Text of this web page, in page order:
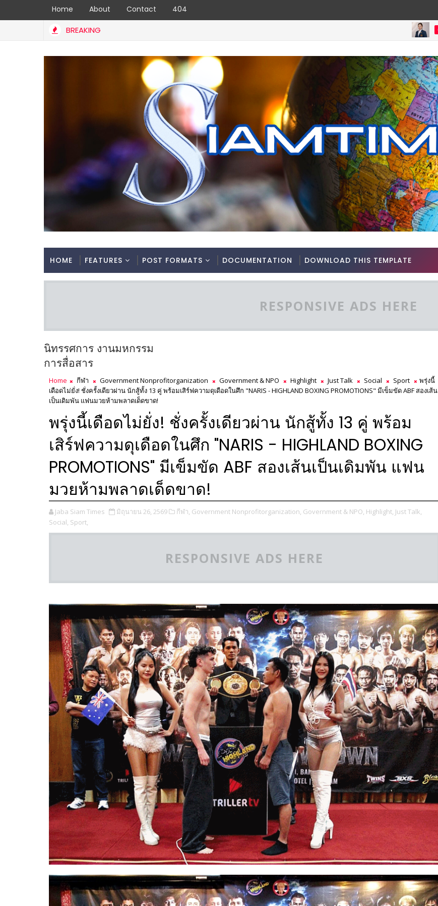
Home About Contact 404
BREAKING GOVERNMENT & NPO
HOME FEATURES POST FORMATS DOCUMENTATION DOWNLOAD THIS TEMPLATE
RESPONSIVE ADS HERE
นิทรรศการ งานมหกรรม
การสื่อสาร
Home กีฬา Government Nonprofitorganization Government & NPO Highlight Just Talk Social Sport
พรุ่งนี้
เดือดไม่ยั่ง! ชั่งครั้งเดียวผ่าน นักสู้ทั้ง 13 คู่ พร้อมเสิร์ฟความดุเดือดในศึก "NARIS - HIGHLAND BOXING PROMOTIONS" มีเข็มขัด ABF สองเส้น
เป็นเดิมพัน แฟนมวยห้ามพลาดเด็ดขาด!
พรุ่งนี้เดือดไม่ยั่ง! ชั่งครั้งเดียวผ่าน นักสู้ทั้ง 13 คู่ พร้อม
เสิร์ฟความดุเดือดในศึก "NARIS - HIGHLAND BOXING
PROMOTIONS" มีเข็มขัด ABF สองเส้นเป็นเดิมพัน แฟน
มวยห้ามพลาดเด็ดขาด!
Jaba Siam Times มิถุนายน 26, 2569 กีฬา, Government Nonprofitorganization, Government & NPO, Highlight, Just Talk,
Social, Sport,
RESPONSIVE ADS HERE